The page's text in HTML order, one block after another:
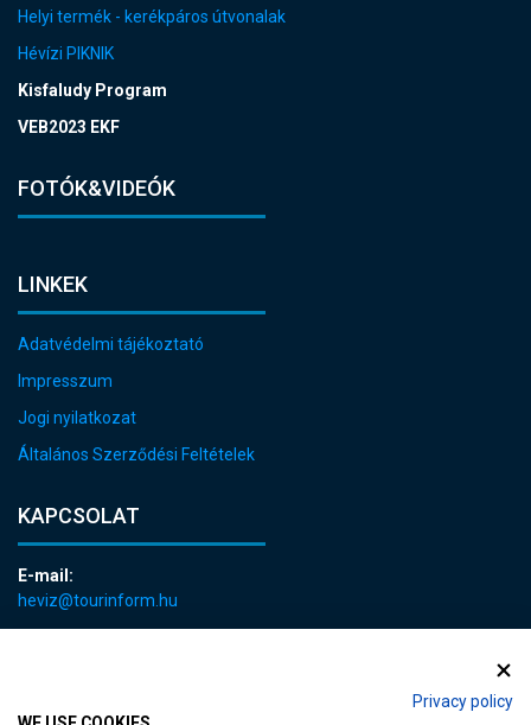
Privacy policy
Helyi termék - kerékpáros útvonalak
Hévízi PIKNIK
Kisfaludy Program
VEB2023 EKF
FOTÓK&VIDEÓK
LINKEK
Adatvédelmi tájékoztató
Impresszum
Jogi nyilatkozat
Általános Szerződési Feltételek
KAPCSOLAT
E-mail:
heviz@tourinform.hu